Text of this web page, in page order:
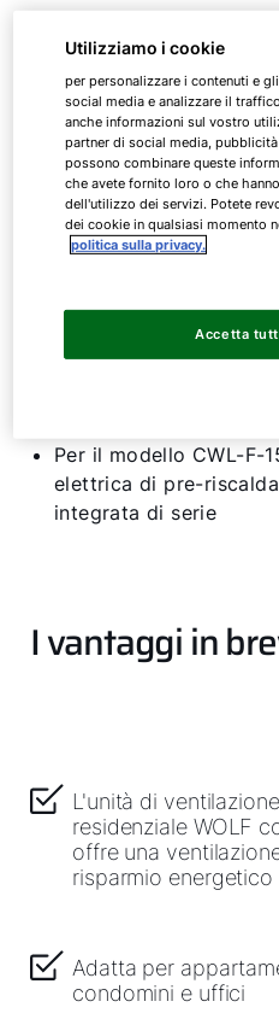
CWL-F
CWL-F
CWL-F
CWL-F
Design piatto e
muro e a soffitto
Filtro ISO Coarse 60%
Per il modello CWL-F-
elettrica di pre-
integrata di serie
I vantaggi in
L'unità di
residenziale WOLF
offre una
risparmio
Adatta per
condomini e uffici
Utilizziamo i cookie
per personalizzare i contenuti e
social media e analizzare il
anche informazioni sul vostro
partner di social media,
possono combinare queste
che avete fornito loro o che
dell'utilizzo dei servizi. Potete
dei cookie in qualsiasi momento
politica sulla privacy.
Accetta